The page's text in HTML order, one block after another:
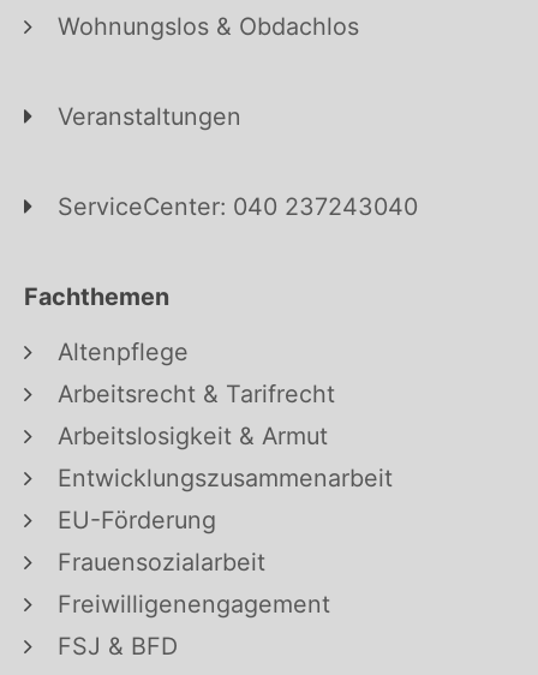
Wohnungslos & Obdachlos
Veranstaltungen
ServiceCenter: 040 237243040
Fachthemen
Altenpflege
Arbeitsrecht & Tarifrecht
Arbeitslosigkeit & Armut
Entwicklungszusammenarbeit
EU-Förderung
Frauensozialarbeit
Freiwilligenengagement
FSJ & BFD